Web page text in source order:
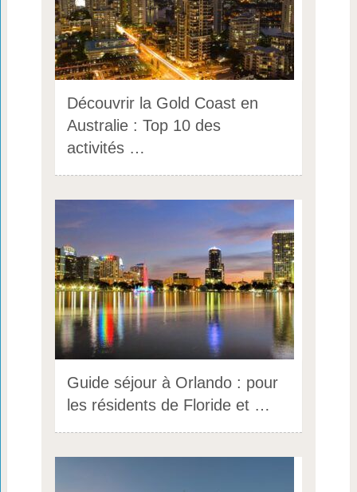
Découvrir la Gold Coast en
Australie : Top 10 des
activités …
Guide séjour à Orlando : pour
les résidents de Floride et …